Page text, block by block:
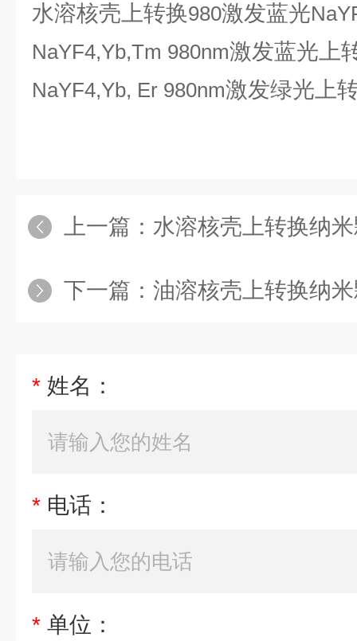
水溶核壳上转换980激发蓝光
NaYF4,Yb,Tm 980nm激发蓝光上
NaYF4,Yb, Er 980nm激发绿光上
上一篇： 水溶核壳上转换纳米颗粒绿光
下一篇： 油溶核壳上转换纳米颗粒绿光
* 姓名：
* 电话：
* 单位：